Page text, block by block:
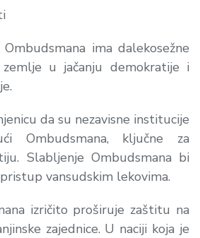
ima dalekosežne
u jačanju demokratije i
da su nezavisne institucije
Ombudsmana, ključne za
Slabljenje Ombudsmana bi
vansudskim lekovima.
izričito proširuje zaštitu na
zajednice. U naciji koja je